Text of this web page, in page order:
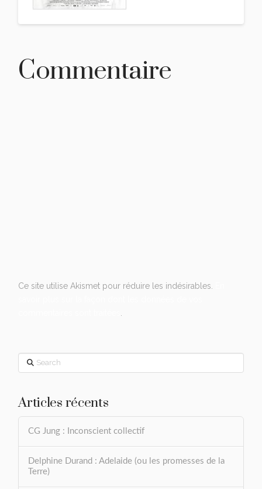
Commentaire
Ce site utilise Akismet pour réduire les indésirables.
Search
Articles récents
CG Jung : Inconscient collectif
Delphine Durand : Adelaide (ou les promesses de la
Terre)